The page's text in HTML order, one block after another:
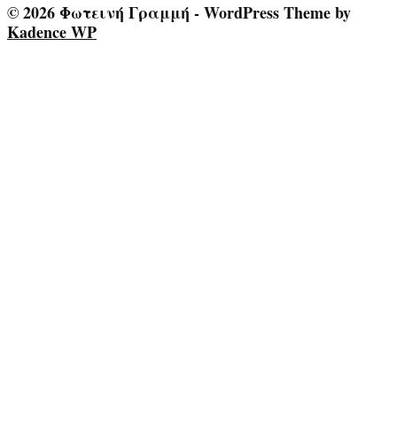
© 2026 Φωτεινή Γραμμή - WordPress Theme by
Kadence WP